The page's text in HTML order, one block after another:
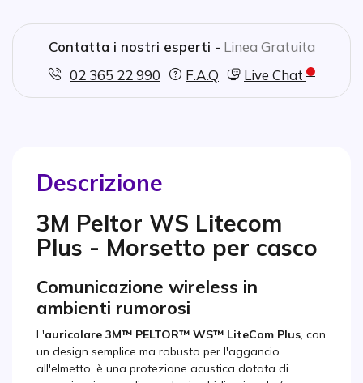
Contatta i nostri esperti - Linea Gratuita
02 365 22 990
F.A.Q Live Chat
Descrizione
3M Peltor WS Litecom
Plus - Morsetto per casco
Comunicazione wireless in
ambienti rumorosi
L'auricolare 3M™ PELTOR™ WS™ LiteCom Plus, con
un design semplice ma robusto per l'aggancio
all'elmetto, è una protezione acustica dotata di